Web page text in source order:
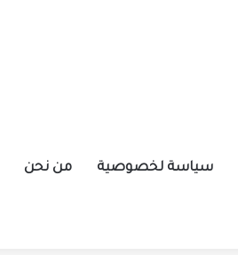
سياسة لخصوصية من نحن